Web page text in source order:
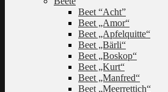
Beet “Acht”
Beet „Amor“
Beet „Apfelquitte“
Beet „Bärli“
Beet „Boskop“
Beet „Kurt“
Beet „Manfred“
Beet „Meerrettich“